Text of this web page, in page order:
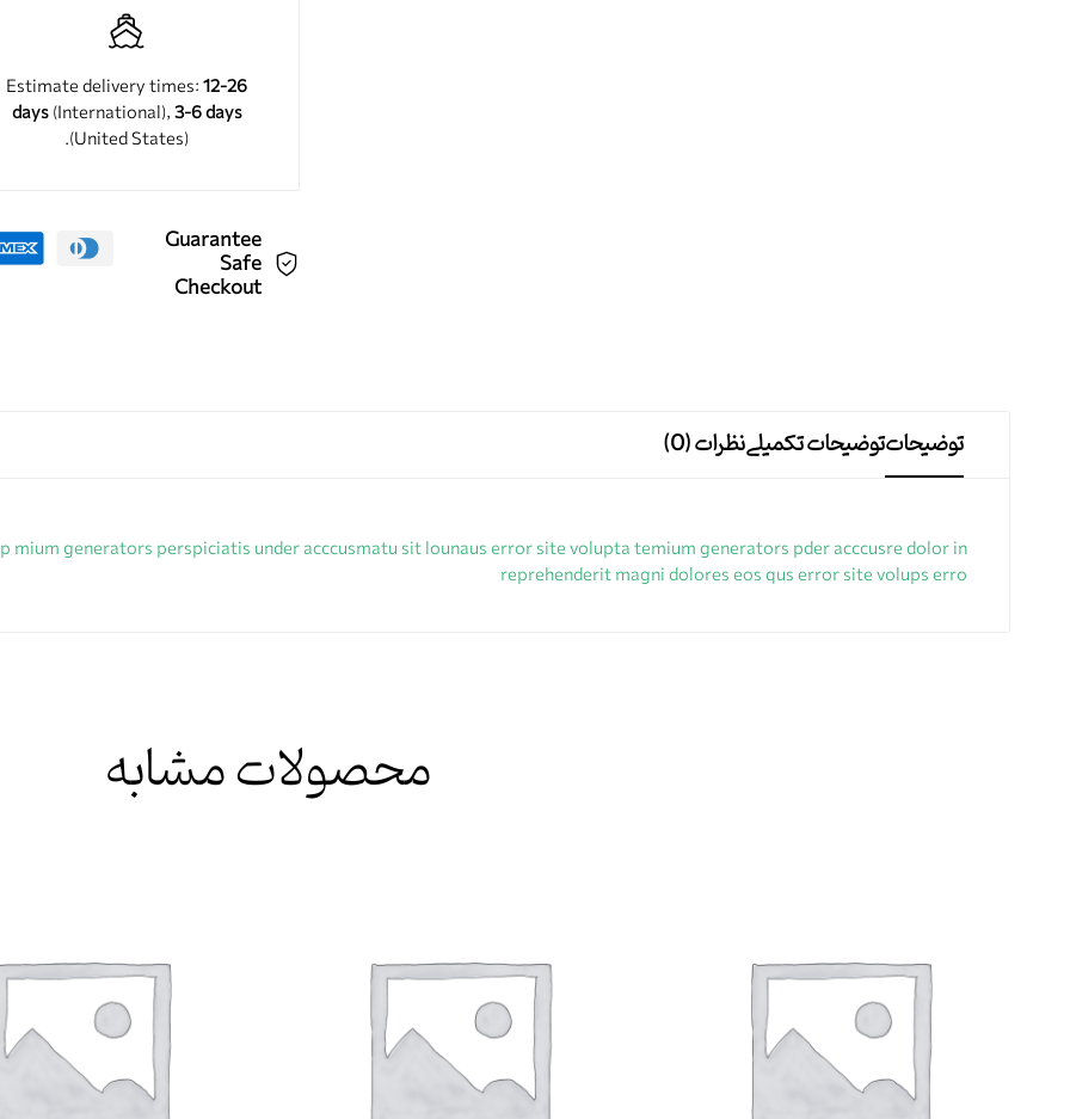
Estimate delivery times:12-26
days(International),3-6 days
(United States).
Guarantee
Safe
Checkout
توضیحاتتوضیحات تکمیلینظرات (0)
mium generators perspiciatis under acccusmatu sit lounaus error site volupta temium generators pder acccusre dolor in
reprehenderit magni dolores eos qus error site volups erro
محصولات مشابه